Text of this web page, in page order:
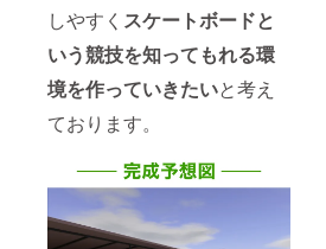
しやすく スケートボードと
いう競技を知ってもれる環
境を作っていきたいと考え
ております。